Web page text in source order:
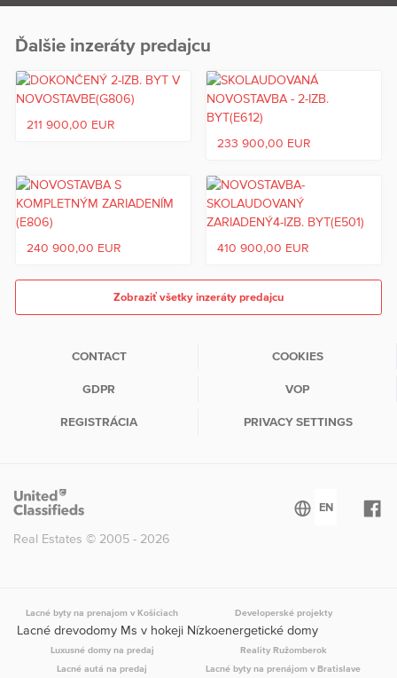
Ďalšie inzeráty predajcu
211 900,00 EUR
233 900,00 EUR
240 900,00 EUR 410 900,00 EUR
Zobraziť všetky inzeráty predajcu
CONTACT COOKIES
GDPR VOP
REGISTRÁCIA PRIVACY SETTINGS
Real Estates © 2005 - 2026
Lacné byty na prenajom v Košiciach Developerské projekty
Lacné drevodomy Ms v hokeji Nízkoenergetické domy
Luxusné domy na predaj
Reality Ružomberok
Lacné autá na predaj
Lacné byty na prenájom v Bratislave